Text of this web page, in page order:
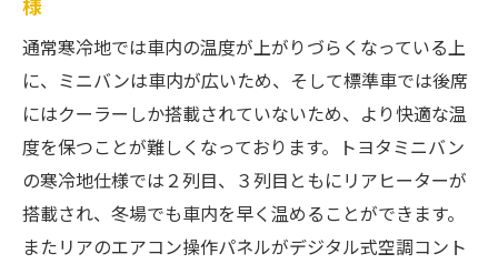
通常寒冷地では車内の温度が上がりづらくなっている上
に、ミニバンは車内が広いため、そして標準車では後席
にはクーラーしか搭載されていないため、より快適な温
度を保つことが難しくなっております。トヨタミニバン
の寒冷地仕様では２列目、３列目ともにリアヒーターが
搭載され、冬場でも車内を早く温めることができます。
またリアのエアコン操作パネルがデジタル式空調コント